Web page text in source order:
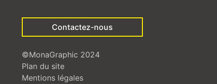
Contactez-nous
©MonaGraphic 2024
Plan du site
Mentions légales